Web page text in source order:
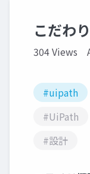
こだわ
304 Views
#uipath
#UiPath
#設計